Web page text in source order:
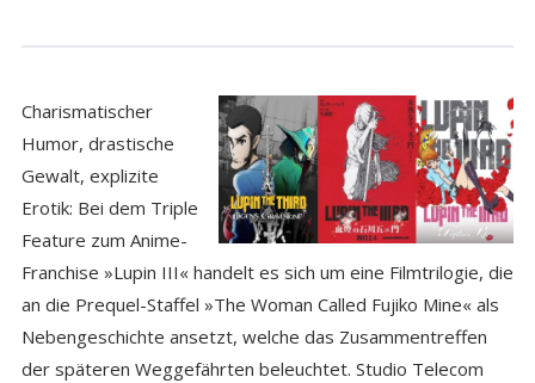
Charismatischer
Humor, drastische
Gewalt, explizite
Erotik: Bei dem Triple
Feature zum Anime-
Franchise »Lupin III« handelt es sich um eine Filmtrilogie, die
an die Prequel-Staffel »The Woman Called Fujiko Mine« als
Nebengeschichte ansetzt, welche das Zusammentreffen
der späteren Weggefährten beleuchtet. Studio Telecom